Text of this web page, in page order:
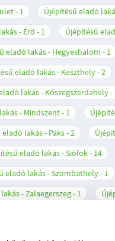
1 Újépítésű eladó
- Érd 1 Újépítésű
eladó lakás - Hegyeshalom 1
eladó lakás - Keszthely 2
lakás - Kőszegszerdahely
- Mindszent 1
lakás - Paks 2
eladó lakás - Siófok 14
eladó lakás - Szombathely 1
- Zalaegerszeg 1